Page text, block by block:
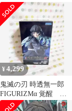
郎 フィギュア
¥4,299
鬼滅の刃 時透無一郎
FIGURIZMα 覚醒 フ
ィギュア